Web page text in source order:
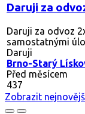
Daruji za
Daruji za odvoz
samostatnými
Daruji
Brno-Starý
Před měsícem
437
Zobrazit